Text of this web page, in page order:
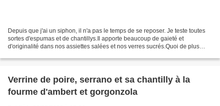
Depuis que j'ai un siphon, il n'a pas le temps de se reposer. Je teste toutes
sortes d'espumas et de chantillys.Il apporte beaucoup de gaieté et
d'originalité dans nos assiettes salées et nos verres sucrés.Quoi de plus
Verrine de poire, serrano et sa chantilly à la
fourme d'ambert et gorgonzola